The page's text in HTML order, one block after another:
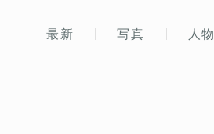
最新 写真 人物